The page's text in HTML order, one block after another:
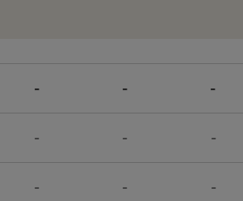
- - -
- - -
- - -